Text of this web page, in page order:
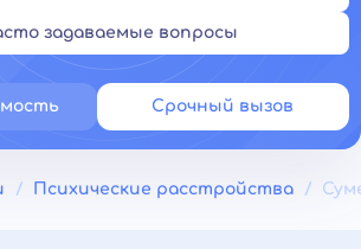
задаваемые вопросы
Срочный вызов
Психические расстройства